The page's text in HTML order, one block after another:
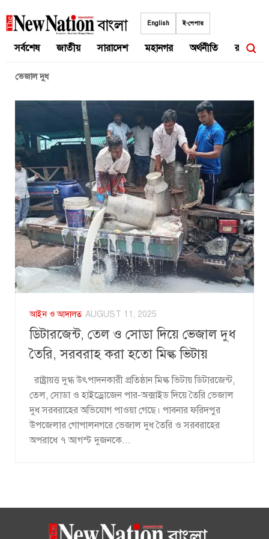
to
English ই-পেপার
সর্বশেষ জাতীয় সারাদেশ মহানগর অর্থনীতি রাজনীতি
ভেজাল দুধ
আইন ও আদালত AUGUST 11, 2025
ডিটারজেন্ট, তেল ও সোডা দিয়ে ভেজাল দুধ
তৈরি, সরবরাহ করা হতো মিল্ক ভিটায়
রাষ্ট্রায়ত্ত দুগ্ধ উৎপাদনকারী প্রতিষ্ঠান মিল্ক ভিটায় ডিটারজেন্ট,
তেল, সোডা ও হাইড্রোজেন পার-অক্সাইড দিয়ে তৈরি ভেজাল
দুধ সরবরাহের অভিযোগ পাওয়া গেছে। পাবনার ফরিদপুর
উপজেলার গোপালনগরে ভেজাল দুধ তৈরি ও সরবরাহের
অপরাধে ৭ আগস্ট দুজনকে...